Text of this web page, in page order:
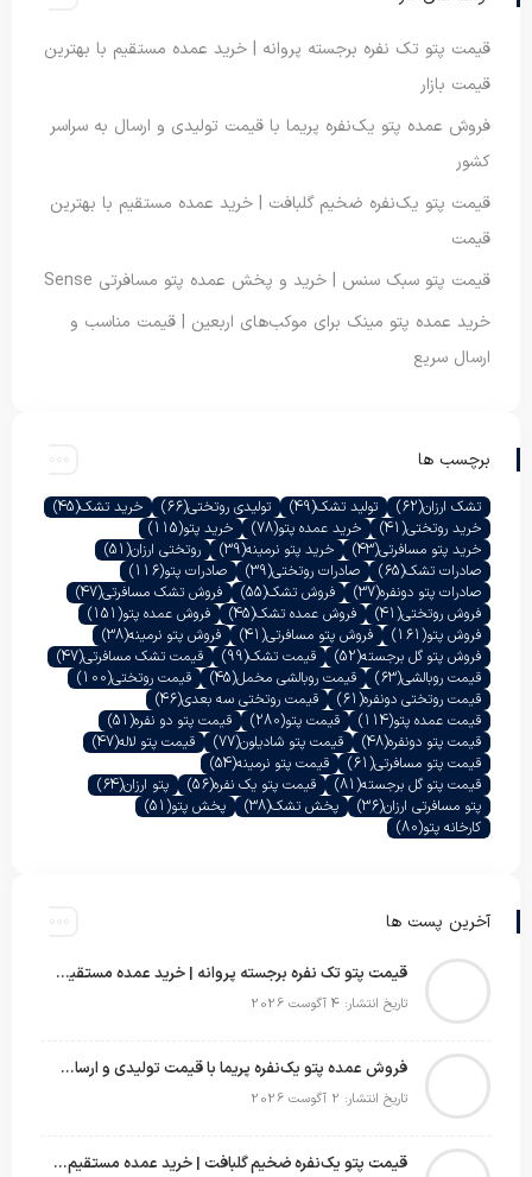
قیمت پتو تک نفره برجسته پروانه | خرید عمده مستقیم با بهترین
قیمت بازار
فروش عمده پتو یک‌نفره پریما با قیمت تولیدی و ارسال به سراسر
کشور
قیمت پتو یک‌نفره ضخیم گلبافت | خرید عمده مستقیم با بهترین
قیمت
قیمت پتو سبک سنس | خرید و پخش عمده پتو مسافرتی Sense
خرید عمده پتو مینک برای موکب‌های اربعین | قیمت مناسب و
ارسال سریع
برچسب ها
تشک ارزان(62) تولید تشک(49) تولیدی روتختی(66) خرید تشک(45)
خرید روتختی(41) خرید عمده پتو(78) خرید پتو(115)
خرید پتو مسافرتی(43) خرید پتو نرمینه(39) روتختی ارزان(51)
صادرات تشک(65) صادرات روتختی(39) صادرات پتو(116)
صادرات پتو دونفره(37) فروش تشک(55) فروش تشک مسافرتی(47)
فروش روتختی(41) فروش عمده تشک(45) فروش عمده پتو(151)
فروش پتو(161) فروش پتو مسافرتی(41) فروش پتو نرمینه(38)
فروش پتو گل برجسته(52) قیمت تشک(99) قیمت تشک مسافرتی(47)
قیمت روبالشی(63) قیمت روبالشی مخمل(45) قیمت روتختی(100)
قیمت روتختی دونفره(61) قیمت روتختی سه بعدی(46)
قیمت عمده پتو(114) قیمت پتو(280) قیمت پتو دو نفره(51)
قیمت پتو دونفره(48) قیمت پتو شادیلون(77) قیمت پتو لاله(47)
قیمت پتو مسافرتی(61) قیمت پتو نرمینه(54)
قیمت پتو گل برجسته(81) قیمت پتو یک نفره(56) پتو ارزان(64)
پتو مسافرتی ارزان(36) پخش تشک(38) پخش پتو(51)
کارخانه پتو(80)
آخرین پست ها
قیمت پتو تک نفره برجسته پروانه | خرید عمده مستقیم با بهترین قیمت بازار
تاریخ انتشار: 4 آگوست 2026
فروش عمده پتو یک‌نفره پریما با قیمت تولیدی و ارسال به سراسر کشور
تاریخ انتشار: 2 آگوست 2026
قیمت پتو یک‌نفره ضخیم گلبافت | خرید عمده مستقیم با بهترین قیمت